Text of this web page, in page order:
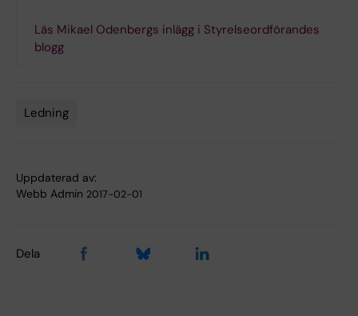
Läs Mikael Odenbergs inlägg i Styrelseordförandes
blogg
Ledning
Uppdaterad av:
Webb Admin 2017-02-01
Dela